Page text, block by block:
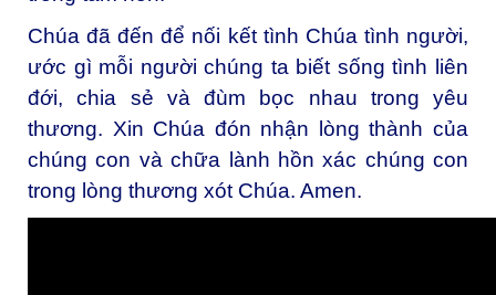
Chúa đã đến để nối kết tình Chúa tình người,
ước gì mỗi người chúng ta biết sống tình liên
đới, chia sẻ và đùm bọc nhau trong yêu
thương. Xin Chúa đón nhận lòng thành của
chúng con và chữa lành hồn xác chúng con
trong lòng thương xót Chúa. Amen.